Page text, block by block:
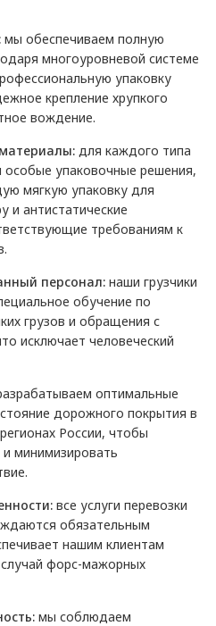
мы обеспечиваем полную
многоуровневой системе
упаковку
крепление хрупкого
вождение.
для каждого типа
упаковочные решения,
мягкую упаковку для
и антистатические
требованиям к
персонал:наши грузчики
обучение по
грузов и обращения с
исключает человеческий
оптимальные
дорожного покрытия в
России, чтобы
минимизировать
все услуги перевозки
обязательным
нашим клиентам
форс-мажорных
мы соблюдаем